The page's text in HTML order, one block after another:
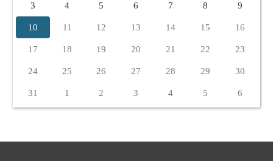
3 4 5 6 7 8 9
10 11 12 13 14 15 16
17 18 19 20 21 22 23
24 25 26 27 28 29 30
31 1 2 3 4 5 6